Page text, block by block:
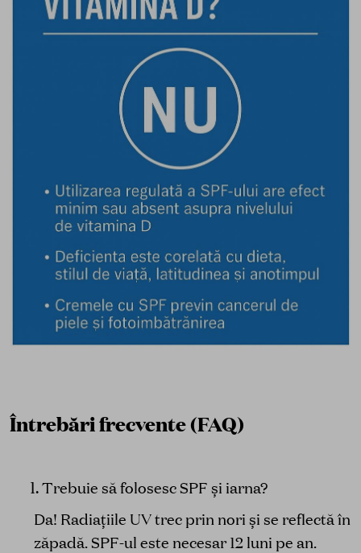
Întrebări frecvente (FAQ)
Trebuie să folosesc SPF și iarna?
Da! Radiațiile UV trec prin nori și se reflectă în
zăpadă. SPF-ul este necesar 12 luni pe an.